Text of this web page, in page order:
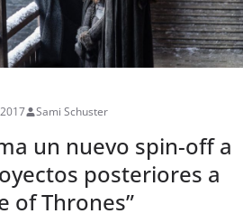
Sami Schuster
un nuevo spin-off a
posteriores a
of Thrones”